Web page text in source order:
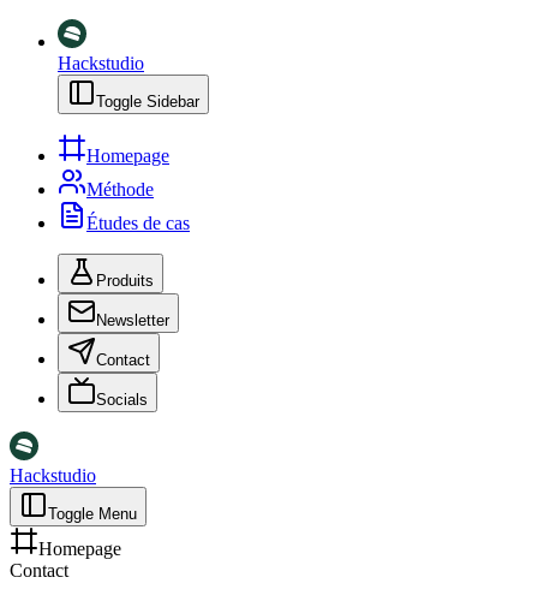
Hackstudio
Toggle Sidebar
Homepage
Méthode
Études de cas
Produits
Newsletter
Contact
Socials
Hackstudio
Toggle Menu
Homepage
Contact